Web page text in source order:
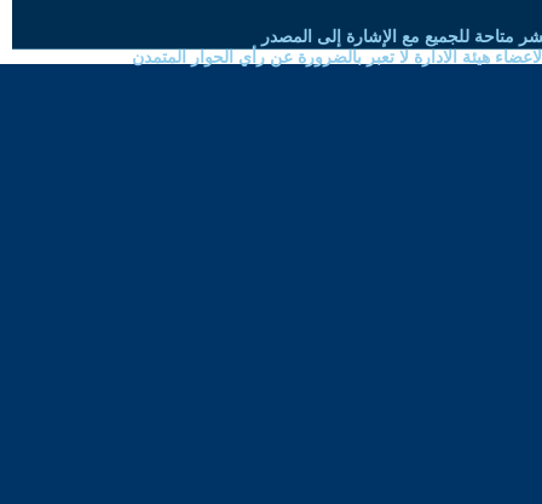
متاحة للجميع مع الإشارة إلى المصدر
هيئة الادارة لا تعبر بالضرورة عن رأي الحوار المتمدن